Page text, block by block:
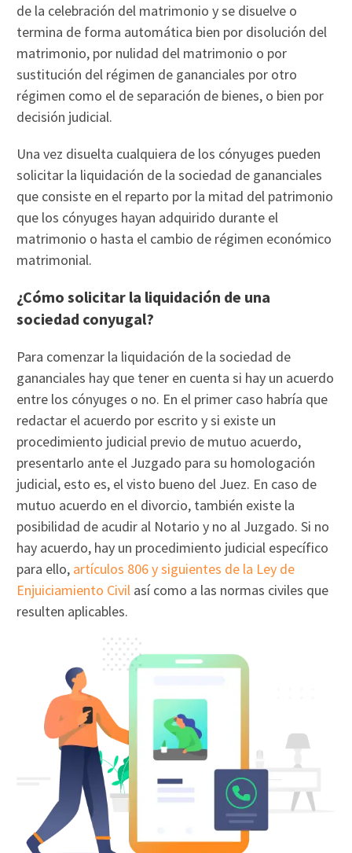
de la celebración del matrimonio y se disuelve o
termina de forma automática bien por disolución del
matrimonio, por nulidad del matrimonio o por
sustitución del régimen de gananciales por otro
régimen como el de separación de bienes, o bien por
decisión judicial.
Una vez disuelta cualquiera de los cónyuges pueden
solicitar la liquidación de la sociedad de gananciales
que consiste en el reparto por la mitad del patrimonio
que los cónyuges hayan adquirido durante el
matrimonio o hasta el cambio de régimen económico
matrimonial.
¿Cómo solicitar la liquidación de una
sociedad conyugal?
Para comenzar la liquidación de la sociedad de
gananciales hay que tener en cuenta si hay un acuerdo
entre los cónyuges o no. En el primer caso habría que
redactar el acuerdo por escrito y si existe un
procedimiento judicial previo de mutuo acuerdo,
presentarlo ante el Juzgado para su homologación
judicial, esto es, el visto bueno del Juez. En caso de
mutuo acuerdo en el divorcio, también existe la
posibilidad de acudir al Notario y no al Juzgado. Si no
hay acuerdo, hay un procedimiento judicial específico
para ello, artículos 806 y siguientes de la Ley de
Enjuiciamiento Civil así como a las normas civiles que
resulten aplicables.